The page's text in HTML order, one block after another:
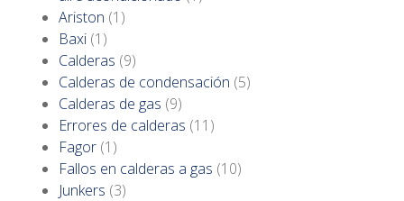
Ariston (1)
Baxi (1)
Calderas (9)
Calderas de condensación (5)
Calderas de gas (9)
Errores de calderas (11)
Fagor (1)
Fallos en calderas a gas (10)
Junkers (3)